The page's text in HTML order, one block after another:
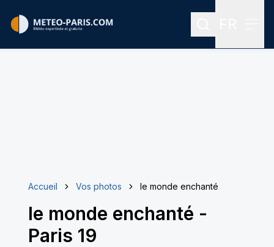
Rechercher
Accueil Vos photos le monde enchanté
le monde enchanté -
Paris 19